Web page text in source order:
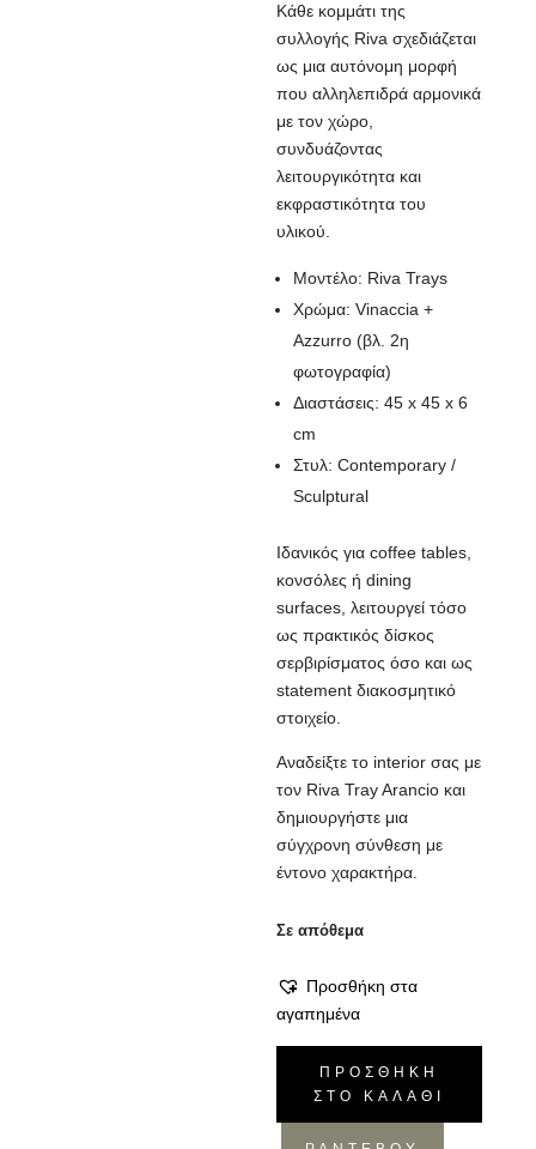
Κάθε κομμάτι της
συλλογής Riva σχεδιάζεται
ως μια αυτόνομη μορφή
που αλληλεπιδρά αρμονικά
με τον χώρο,
συνδυάζοντας
λειτουργικότητα και
εκφραστικότητα του
υλικού.
Μοντέλο: Riva Trays
Χρώμα: Vinaccia +
Azzurro (βλ. 2η
φωτογραφία)
Διαστάσεις: 45 x 45 x 6
cm
Στυλ: Contemporary /
Sculptural
Ιδανικός για coffee tables,
κονσόλες ή dining
surfaces, λειτουργεί τόσο
ως πρακτικός δίσκος
σερβιρίσματος όσο και ως
statement διακοσμητικό
στοιχείο.
Αναδείξτε το interior σας με
τον Riva Tray Arancio και
δημιουργήστε μια
σύγχρονη σύνθεση με
έντονο χαρακτήρα.
Σε απόθεμα
Προσθήκη στα
αγαπημένα
Vinaccia
ΠΡΟΣΘΉΚΗ
ΣΤΟ ΚΑΛΆΘΙ